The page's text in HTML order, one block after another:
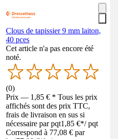
Clous de tapissier 9 mm laiton,
40 pces
Cet article n'a pas encore été
noté.
(0)
Prix — 1,85 € * Tous les prix
affichés sont des prix TTC,
frais de livraison en sus si
nécessaire par pqt1,85 €*/ pqt
Correspond à 77,08 € par